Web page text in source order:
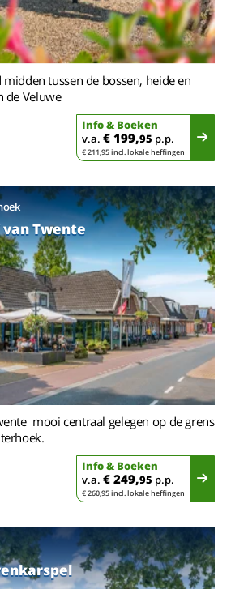
tussen de bossen, heide en
de Veluwe
Info & Boeken
v.a. € 199,95 p.p.
€ 211,95 incl. lokale heffingen
Twente
mooi centraal gelegen op de grens
Info & Boeken
v.a. € 249,95 p.p.
€ 260,95 incl. lokale heffingen